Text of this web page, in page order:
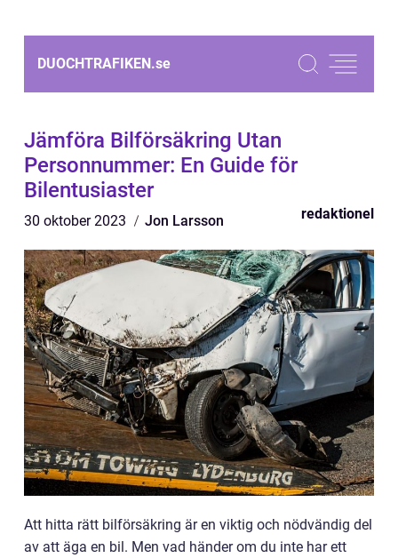
DUOCHTRAFIKEN.se
Jämföra Bilförsäkring Utan
Personnummer: En Guide för
Bilentusiaster
30 oktober 2023 Jon Larsson redaktionel
Att hitta rätt bilförsäkring är en viktig och nödvändig del
av att äga en bil. Men vad händer om du inte har ett